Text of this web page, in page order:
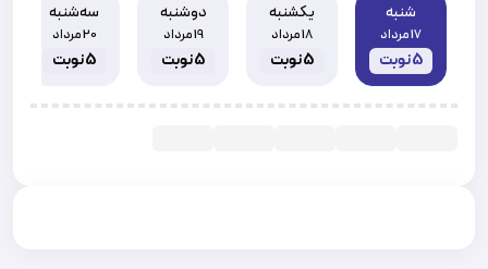
شنبه
17 مرداد
5نوبت
یکشنبه
18 مرداد
5نوبت
دوشنبه
19 مرداد
5نوبت
سه‌شنبه
20 مرداد
5نوبت